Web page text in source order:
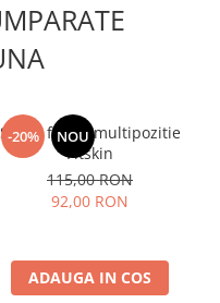
-20% NOU
Stand flotari multipozitie
Fitskin
115,00 RON
92,00 RON
ADAUGA IN COS